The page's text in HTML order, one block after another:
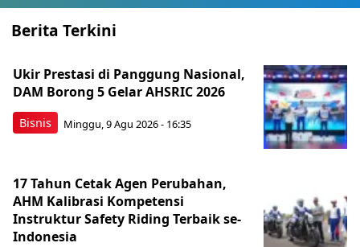
Berita Terkini
Bisnis
Ukir Prestasi di Panggung Nasional,
DAM Borong 5 Gelar AHSRIC 2026
Minggu, 9 Agu 2026 - 16:35
17 Tahun Cetak Agen Perubahan,
AHM Kalibrasi Kompetensi
Instruktur Safety Riding Terbaik se-
Indonesia